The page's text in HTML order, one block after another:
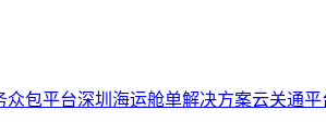
众包平台深圳海运舱单解决方案云关通平